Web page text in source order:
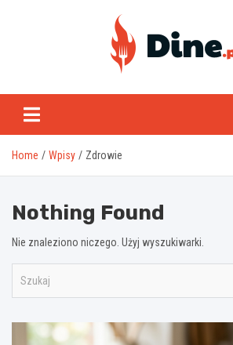
Home Wpisy Zdrowie
Nothing Found
Nie znaleziono niczego. Użyj wyszukiwarki.
k